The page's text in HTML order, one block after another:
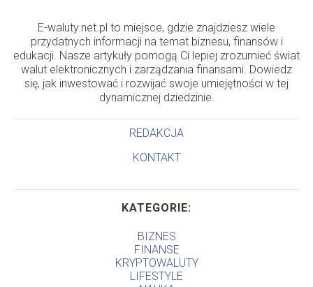
E-waluty.net.pl to miejsce, gdzie znajdziesz wiele
przydatnych informacji na temat biznesu, finansów i
edukacji. Nasze artykuły pomogą Ci lepiej zrozumieć świat
walut elektronicznych i zarządzania finansami. Dowiedz
się, jak inwestować i rozwijać swoje umiejętności w tej
dynamicznej dziedzinie.
REDAKCJA
KONTAKT
KATEGORIE:
BIZNES
FINANSE
KRYPTOWALUTY
LIFESTYLE